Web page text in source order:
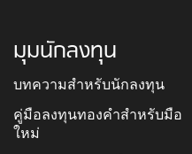
มุมนักลงทุน
บทความสำหรับนักลงทุน
คู่มือลงทุนทองคำสำหรับมือ
ใหม่